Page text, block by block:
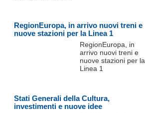
RegionEuropa, in arrivo nuovi treni e
nuove stazioni per la Linea 1
RegionEuropa, in
arrivo nuovi treni e
nuove stazioni per la
Linea 1
Stati Generali della Cultura,
investimenti e nuove idee